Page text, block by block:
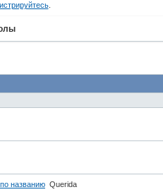
.
названию Querida